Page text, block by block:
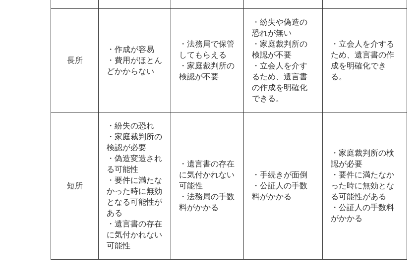
長所
・作成が容易
・費用がほとん
どかからない
・法務局で保管
してもらえる
・家庭裁判所の
検認が不要
・紛失や偽造の
恐れが無い
・家庭裁判所の
検認が不要
・立会人を介す
るため、遺言書
の作成を明確化
できる。
・立会人を介する
ため、遺言書の作
成を明確化でき
る。
短所
・紛失の恐れ
・家庭裁判所の
検認が必要
・偽造変造され
る可能性
・要件に満たな
かった時に無効
となる可能性が
ある
・遺言書の存在
に気付かれない
可能性
・遺言書の存在
に気付かれない
可能性
・法務局の手数
料がかかる
・手続きが面倒
・公証人の手数
料がかかる
・家庭裁判所の検
認が必要
・要件に満たなか
った時に無効とな
る可能性がある
・公証人の手数料
がかかる